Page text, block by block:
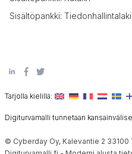
Sisältöpankki: Tiedonhallintalaki
Tarjolla kielillä:
Digiturvamalli tunnetaan
© Cyberday Oy, Kalevantie 2 33100